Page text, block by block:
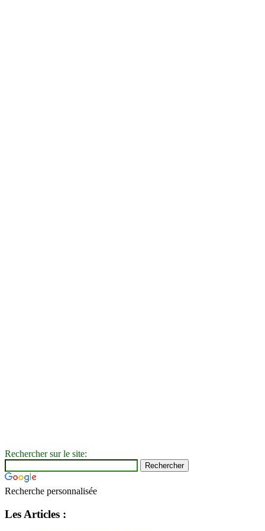
Rechercher sur le site:
Recherche personnalisée
Les Articles :